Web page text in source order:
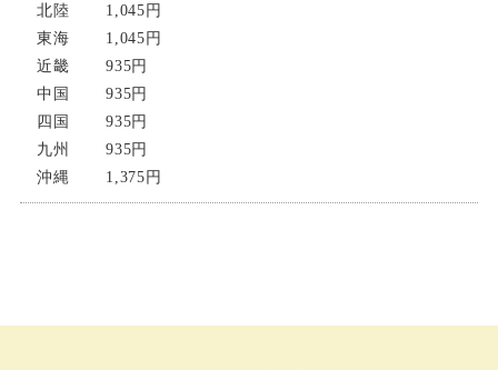
北陸
1,045円
東海
1,045円
近畿
935円
中国
935円
四国
935円
九州
935円
沖縄
1,375円